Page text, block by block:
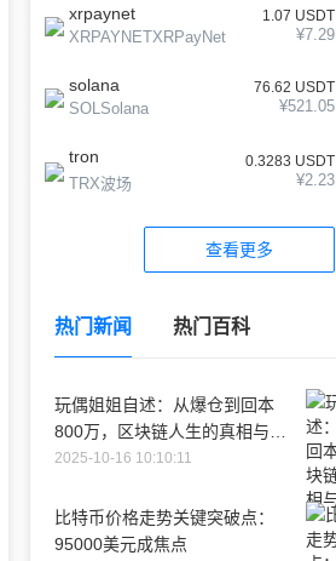
xrpaynet
XRPAYNETXRPayNet
1.07 USDT
¥7.29
solana
SOLSolana
76.62 USDT
¥521.05
tron
TRX波场
0.3283 USDT
¥2.23
查看更多
热门新闻 热门百科
玩偶姐姐自述：从爆仓到回本
800万，区块链人生的真相与反
思
2025-10-16 10:10:11
比特币价格走势关键突破点：
95000美元成焦点